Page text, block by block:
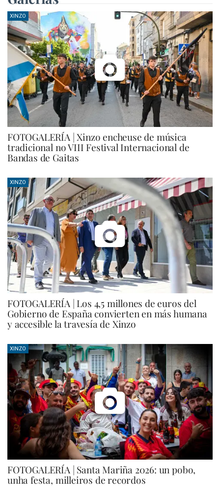
XINZO
FOTOGALERÍA | Xinzo encheuse de música
tradicional no VIII Festival Internacional de
Bandas de Gaitas
XINZO
FOTOGALERÍA | Los 4,5 millones de euros del
Gobierno de España convierten en más humana
y accesible la travesía de Xinzo
XINZO
FOTOGALERÍA | Santa Mariña 2026: un pobo,
unha festa, milleiros de recordos